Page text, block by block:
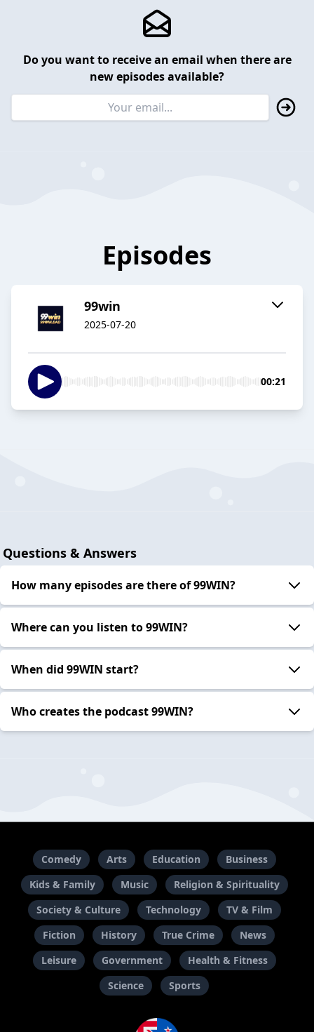
Do you want to receive an email when there are
new episodes available?
Episodes
99win
2025-07-20
00:21
Questions & Answers
How many episodes are there of 99WIN?
Where can you listen to 99WIN?
When did 99WIN start?
Who creates the podcast 99WIN?
Comedy Arts Education
Business
Kids & Family
Music
Religion & Spirituality
Society & Culture
Technology
TV & Film
Fiction
History True Crime
News
Leisure
Government
Health & Fitness
Science
Sports